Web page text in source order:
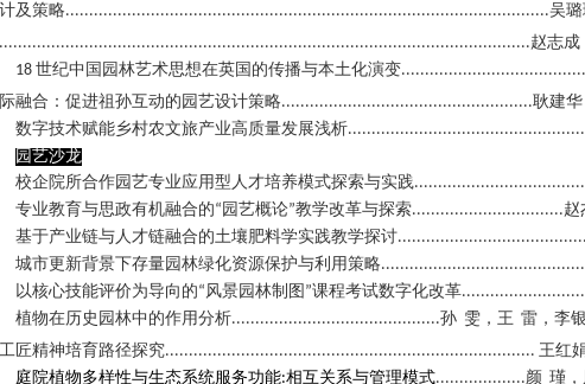
及策略......................................................................................................吴
................................................................................................................赵志成
18 世纪中国园林艺术思想在英国的传播与本土化演变
融合：促进祖孙互动的园艺设计策略.....................................................耿建
数字技术赋能乡村农文旅产业高质量发展浅析
园艺沙龙
校企院所合作园艺专业应用型人才培养模式探索与实践
专业教育与思政有机融合的“ 园艺概论”教学改革与探索................................赵
基于产业链与人才链融合的土壤肥料学实践教学探讨
城市更新背景下存量园林绿化资源保护与利用策略
以核心技能评价为导向的“风景园林制图 ”课程考试数字化改革
植物在历史园林中的作用分析............................................孙 雯，王 雷，李
匠精神培育路径探究.............................................................................. 王红
庭院植物多样性与生态系统服务功能:相互关系与管理模式...................颜 瑾，